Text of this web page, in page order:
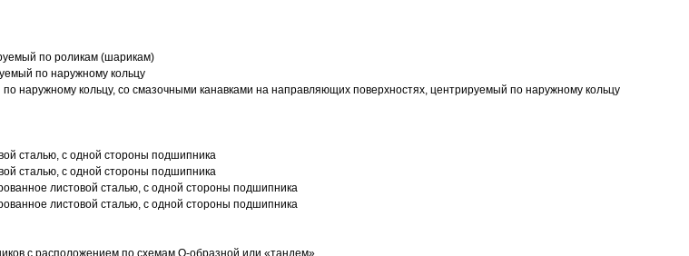
по роликам (шарикам)
по наружному кольцу
наружному кольцу, со смазочными канавками на направляющих поверхностях, центрируемый по наружному кольцу
сталью, с одной стороны подшипника
сталью, с одной стороны подшипника
листовой сталью, с одной стороны подшипника
листовой сталью, с одной стороны подшипника
с расположением по схемам О-образной или «тандем»